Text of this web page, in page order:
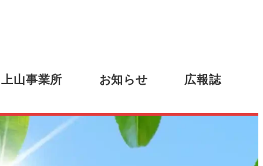
上山事業所 お知らせ 広報誌